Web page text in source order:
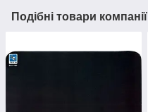
Подібні товари компанії